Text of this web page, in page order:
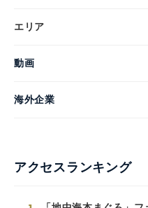
エリア
動画
海外企業
アクセスランキング